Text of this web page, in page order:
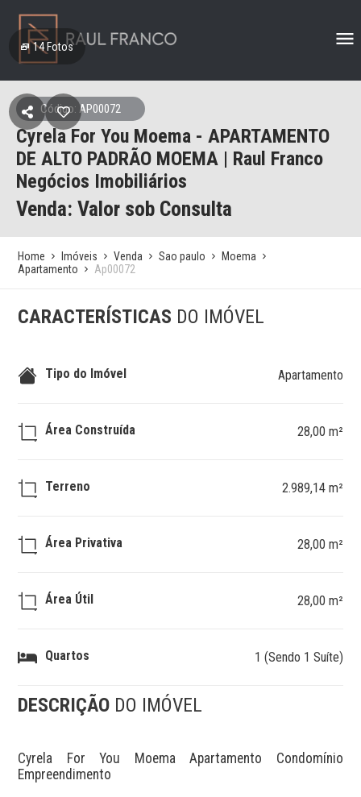
14Fotos
Código: AP00072
Cyrela For You Moema - APARTAMENTO
DE ALTO PADRÃO MOEMA | Raul Franco
Negócios Imobiliários
Venda: Valor sob Consulta
Home Imóveis Venda Sao paulo
Moema
Apartamento
Ap00072
CARACTERÍSTICAS DO IMÓVEL
Tipo do Imóvel Apartamento
Área Construída 28,00 m²
Terreno 2.989,14 m²
Área Privativa 28,00 m²
Área Útil 28,00 m²
Quartos 1 (Sendo 1 Suíte)
DESCRIÇÃO DO IMÓVEL
Cyrela For You Moema Apartamento Condomínio
Empreendimento